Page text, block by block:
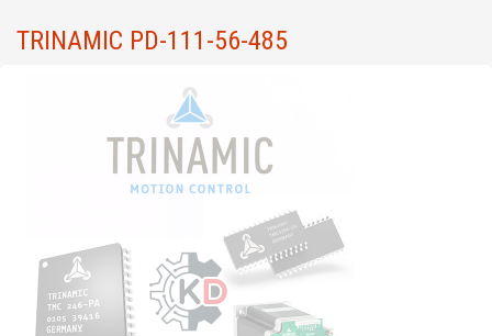
TRINAMIC PD-111-56-485